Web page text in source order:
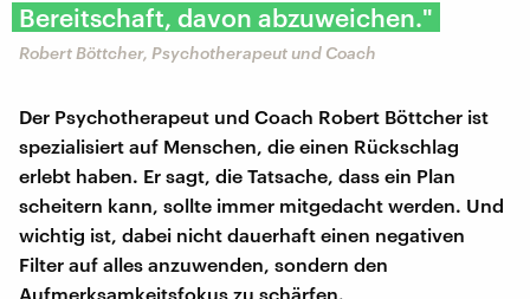
Bereitschaft, davon abzuweichen."
Robert Böttcher, Psychotherapeut und Coach
Der Psychotherapeut und Coach Robert Böttcher ist
spezialisiert auf Menschen, die einen Rückschlag
erlebt haben. Er sagt, die Tatsache, dass ein Plan
scheitern kann, sollte immer mitgedacht werden. Und
wichtig ist, dabei nicht dauerhaft einen negativen
Filter auf alles anzuwenden, sondern den
Aufmerksamkeitsfokus zu schärfen.